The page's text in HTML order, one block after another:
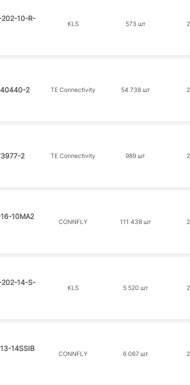
10-R-
KLS 573 шт
2 TE Connectivity 54 738 шт
2 TE Connectivity 989 шт
10MA2
CONNFLY 111 438 шт
202-14-S-
KLS 5 520 шт
14SSIB
CONNFLY 6 067 шт